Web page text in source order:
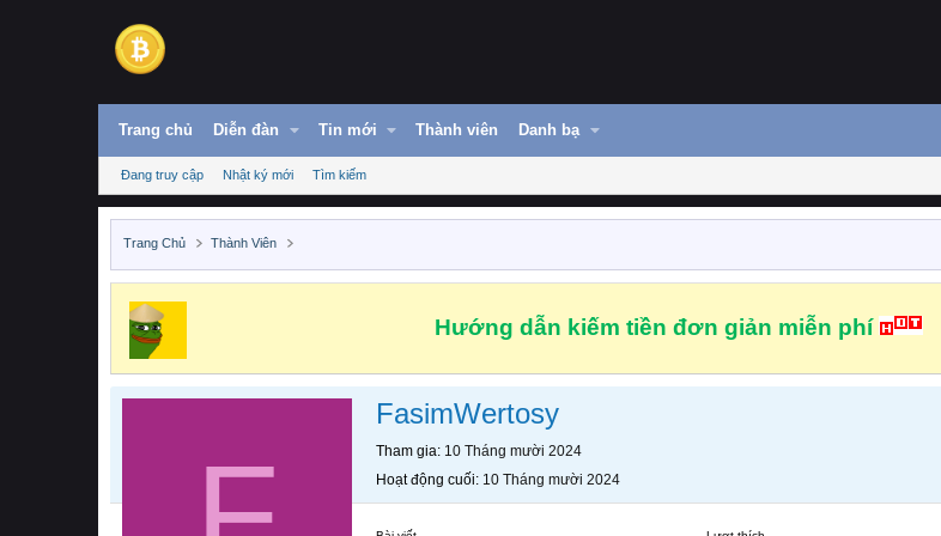
Trang chủ Diễn đàn Tin mới Thành viên Danh bạ
Đang truy cập Nhật ký mới Tìm kiếm
Trang Chủ Thành Viên
Hướng dẫn kiếm tiền đơn giản miễn phí
FasimWertosy
Tham gia 10 Tháng mười 2024
Hoạt động cuối 10 Tháng mười 2024